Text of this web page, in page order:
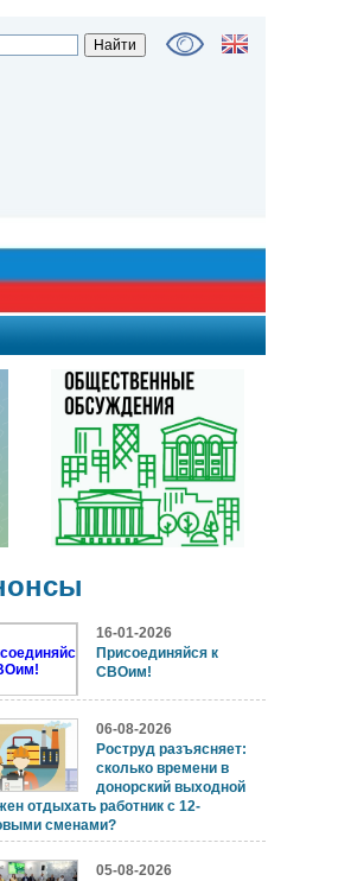
16-01-2026
Присоединяйся к
СВОим!
06-08-2026
Роструд разъясняет:
сколько времени в
донорский выходной
отдыхать работник с 12-
сменами?
05-08-2026